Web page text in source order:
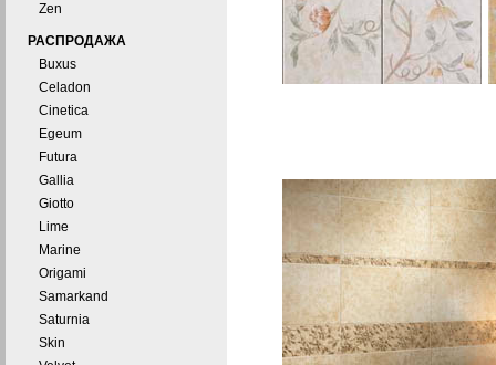
Zen
РАСПРОДАЖА
Buxus
Celadon
Cinetica
Egeum
Futura
Gallia
Giotto
Lime
Marine
Origami
Samarkand
Saturnia
Skin